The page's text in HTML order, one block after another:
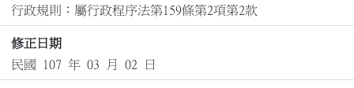
行政規則：屬行政程序法第159條第2項第2款
修正日期
民國 107 年 03 月 02 日